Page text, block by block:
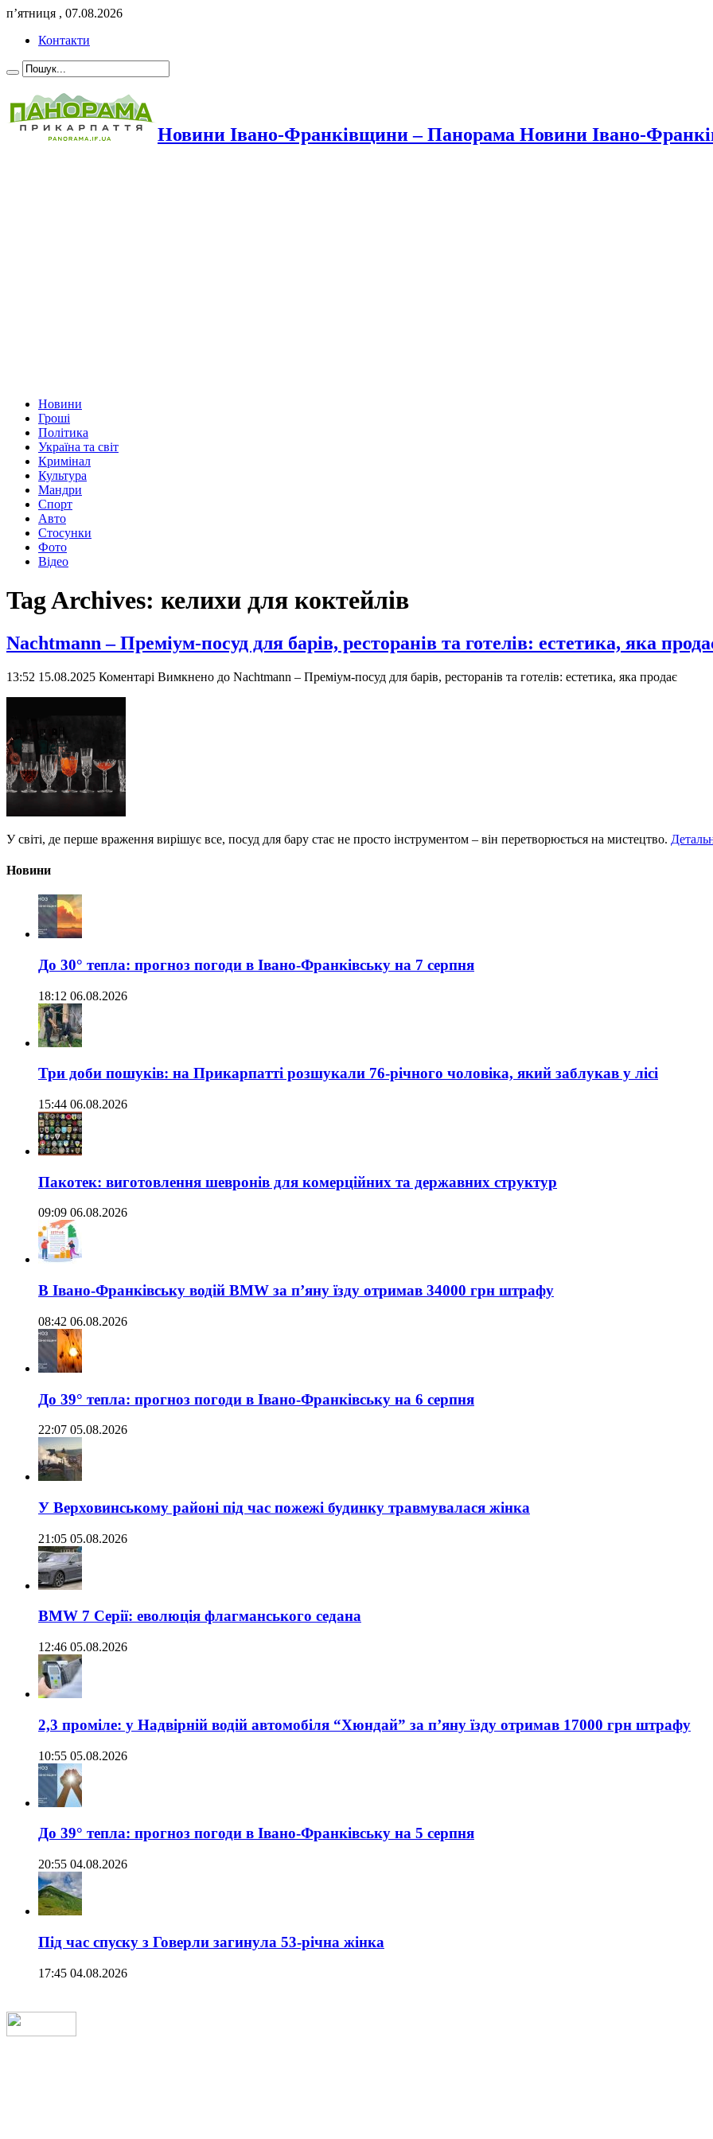
п’ятниця , 07.08.2026
Контакти
Новини Івано-Франківщини – Панорама Новини Івано-
Новини
Гроші
Політика
Україна та світ
Кримінал
Культура
Мандри
Спорт
Авто
Стосунки
Фото
Відео
Tag Archives: келихи для коктейлів
Nachtmann – Преміум-посуд для барів, ресторанів та готелів: естетика, яка
13:52 15.08.2025 Коментарі Вимкнено до Nachtmann – Преміум-посуд для барів, ресторанів та готелів: естетика, яка продає
У світі, де перше враження вирішує все, посуд для бару стає не просто інструментом – він перетворюється на мистецтво.
Новини
До 30° тепла: прогноз погоди в Івано-Франківську на 7 серпня
18:12 06.08.2026
Три доби пошуків: на Прикарпатті розшукали 76-річного чоловіка, який заблукав у лісі
15:44 06.08.2026
Пакотек: виготовлення шевронів для комерційних та державних структур
09:09 06.08.2026
В Івано-Франківську водій BMW за п’яну їзду отримав 34000 грн штрафу
08:42 06.08.2026
До 39° тепла: прогноз погоди в Івано-Франківську на 6 серпня
22:07 05.08.2026
У Верховинському районі під час пожежі будинку травмувалася жінка
21:05 05.08.2026
BMW 7 Серії: еволюція флагманського седана
12:46 05.08.2026
2,3 проміле: у Надвірній водій автомобіля “Хюндай” за п’яну їзду отримав 17000 грн штрафу
10:55 05.08.2026
До 39° тепла: прогноз погоди в Івано-Франківську на 5 серпня
20:55 04.08.2026
Під час спуску з Говерли загинула 53-річна жінка
17:45 04.08.2026